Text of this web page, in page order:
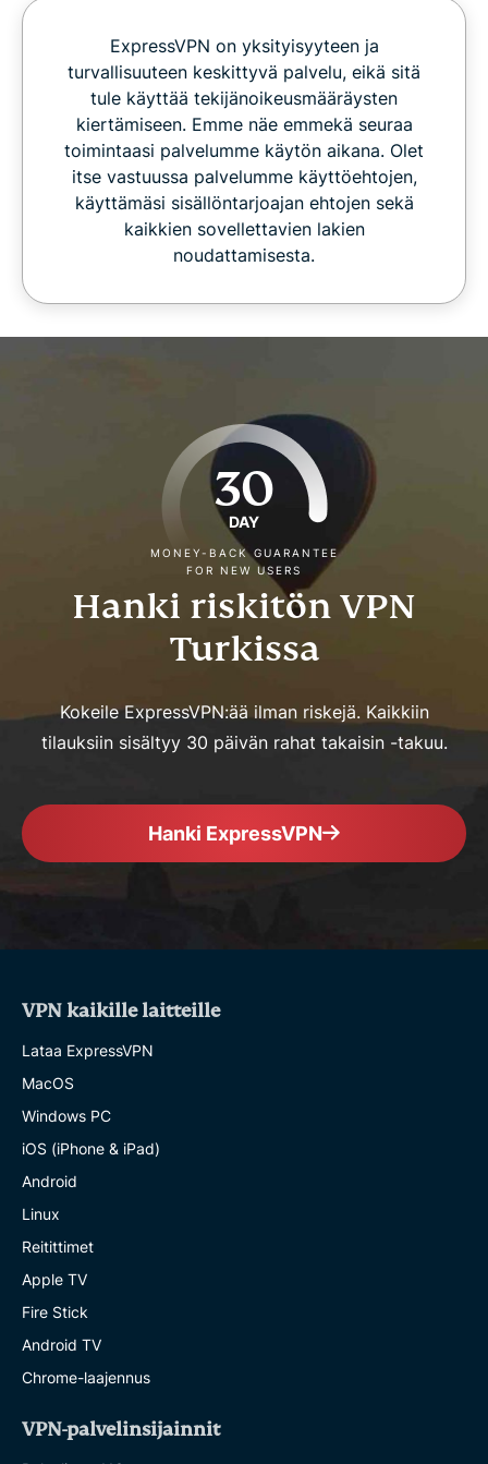
ExpressVPN on yksityisyyteen ja
turvallisuuteen keskittyvä palvelu, eikä sitä
tule käyttää tekijänoikeusmääräysten
kiertämiseen. Emme näe emmekä seuraa
toimintaasi palvelumme käytön aikana. Olet
itse vastuussa palvelumme käyttöehtojen,
käyttämäsi sisällöntarjoajan ehtojen sekä
kaikkien sovellettavien lakien
noudattamisesta.
30
DAY
MONEY-BACK GUARANTEE
FOR NEW USERS
Hanki riskitön VPN
Turkissa
Kokeile ExpressVPN:ää ilman riskejä. Kaikkiin
tilauksiin sisältyy 30 päivän rahat takaisin -takuu.
Hanki ExpressVPN
VPN kaikille laitteille
Lataa ExpressVPN
MacOS
Windows PC
iOS (iPhone & iPad)
Android
Linux
Reitittimet
Apple TV
Fire Stick
Android TV
Chrome-laajennus
VPN-palvelinsijainnit